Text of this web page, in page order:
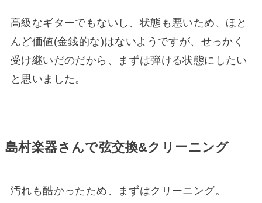
高級なギターでもないし、状態も悪いため、ほと
んど価値(金銭的な)はないようですが、せっかく
受け継いだのだから、まずは弾ける状態にしたい
と思いました。
島村楽器さんで弦交換&クリーニング
汚れも酷かったため、まずはクリーニング。